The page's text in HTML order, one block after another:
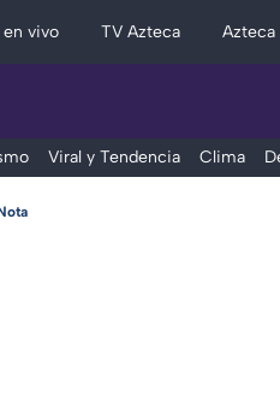
en vivo TV Azteca Azteca
Viral y Tendencia Clima